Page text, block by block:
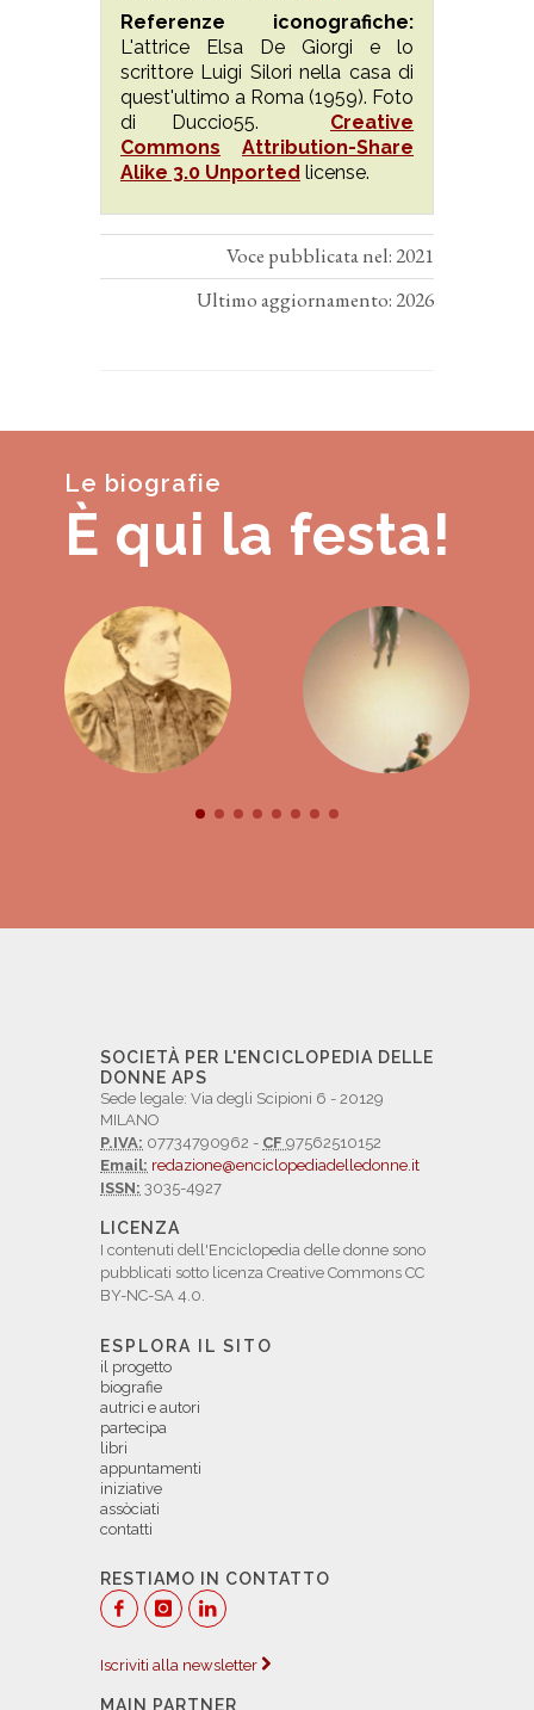
Referenze iconografiche:
L'attrice Elsa De Giorgi e lo
scrittore Luigi Silori nella casa di
quest'ultimo a Roma (1959). Foto
di Duccio55. Creative
Commons
Attribution-Share
Alike 3.0 Unported license.
Voce pubblicata nel: 2021
Ultimo aggiornamento: 2026
Le biografie
È qui la festa!
SOCIETÀ PER L'ENCICLOPEDIA DELLE
DONNE APS
Sede legale: Via degli Scipioni 6 - 20129
MILANO
P.IVA: 07734790962 - CF 97562510152
Email: redazione@enciclopediadelledonne.it
ISSN: 3035-4927
LICENZA
I contenuti dell'Enciclopedia delle donne sono
pubblicati sotto licenza Creative Commons CC
BY-NC-SA 4.0.
ESPLORA IL SITO
il progetto
biografie
autrici e autori
partecipa
libri
appuntamenti
iniziative
assòciati
contatti
RESTIAMO IN CONTATTO
Iscriviti alla newsletter
MAIN PARTNER